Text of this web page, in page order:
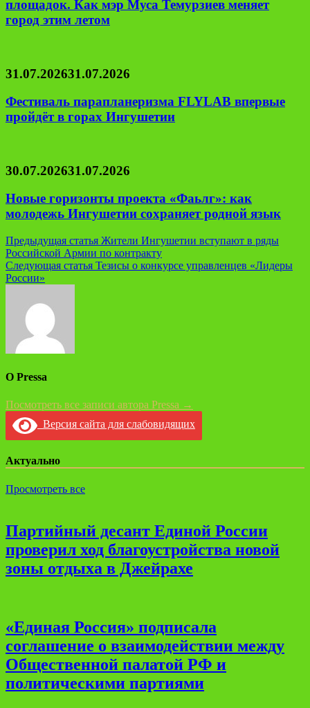
площадок. Как мэр Муса Темурзиев меняет
город этим летом
31.07.202631.07.2026
Фестиваль парапланеризма FLYLAB впервые
пройдёт в горах Ингушетии
30.07.202631.07.2026
Новые горизонты проекта «Фаьлг»: как
молодежь Ингушетии сохраняет родной язык
Навигация
по
записям
Предыдущая статья Жители Ингушетии вступают в ряды
Российской Армии по контракту
Следующая статья Тезисы о конкурсе управленцев «Лидеры
России»
О Pressa
Посмотреть все записи автора Pressa →
Версия сайта для слабовидящих
Актуально
Просмотреть все
Партийный десант Единой России
проверил ход благоустройства новой
зоны отдыха в Джейрахе
«Единая Россия» подписала
соглашение о взаимодействии между
Общественной палатой РФ и
политическими партиями